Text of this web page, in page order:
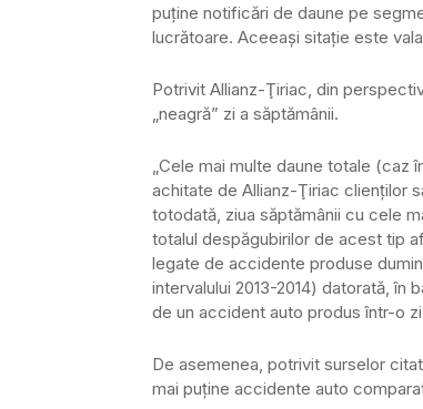
puţine notificări de daune pe
lucrătoare. Aceeaşi sitaţie este
Potrivit Allianz-Ţiriac, din
„neagră” zi a săptămânii.
„Cele mai multe daune totale (caz
achitate de Allianz-Ţiriac clienţilor
totodată, ziua săptămânii cu cele
totalul despăgubirilor de acest tip
legate de accidente produse
intervalului 2013-2014) datorată, în
de un accident auto produs într-o
De asemenea, potrivit surselor
mai puţine accidente auto